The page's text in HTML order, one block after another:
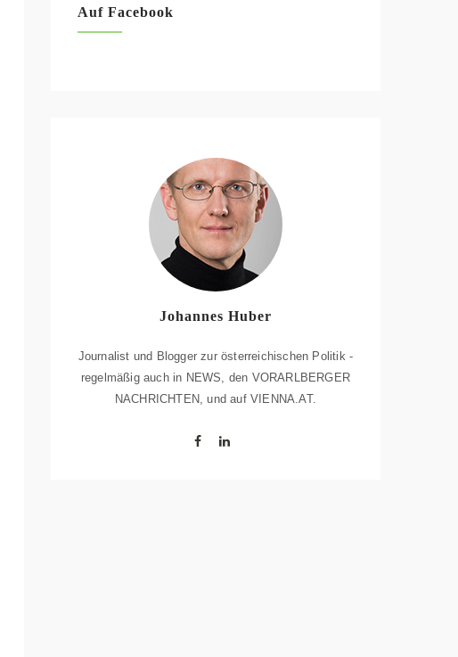
Auf Facebook
Johannes Huber
Journalist und Blogger zur österreichischen Politik -
regelmäßig auch in NEWS, den VORARLBERGER
NACHRICHTEN, und auf VIENNA.AT.